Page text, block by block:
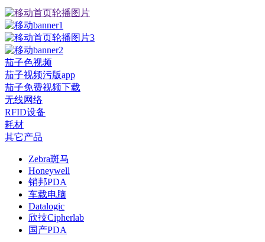
茄子色视频
茄子视频污版app
茄子免费视频下载
无线网络
RFID设备
耗材
其它产品
Zebra斑马
Honeywell
销邦PDA
车载电脑
Datalogic
欣技Cipherlab
国产PDA